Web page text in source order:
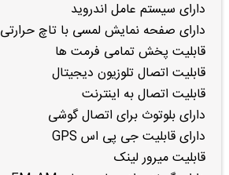
دارای سیستم عامل اندروید
دارای صفحه نمایش لمسی با تاچ حرارتی
قابلیت پخش تمامی فرمت ها
قابلیت اتصال تلوزیون دیجیتال
قابلیت اتصال به اینترنت
دارای بلوتوث برای اتصال گوشی
دارای قابلیت جی پی اس GPS
قابلیت میرور لینک